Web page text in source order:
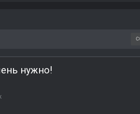
нужно!